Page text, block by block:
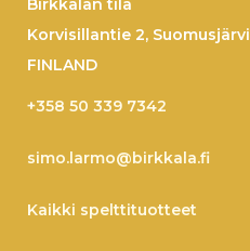
Birkkalan tila
Korvisillantie 2, Suomusjärvi
FINLAND
+358 50 339 7342
simo.larmo@birkkala.fi
Kaikki spelttituotteet